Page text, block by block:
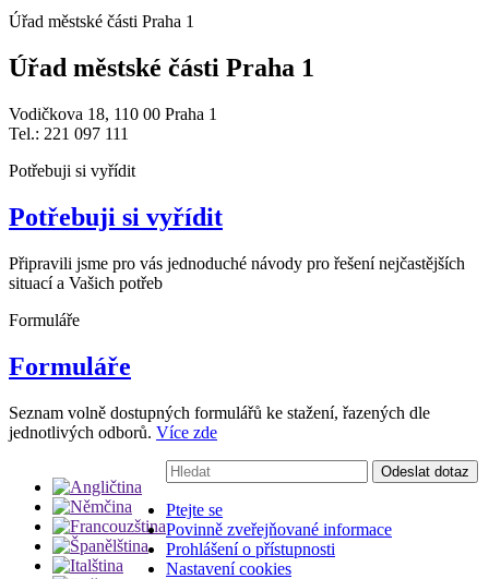
Úřad městské části Praha 1
Úřad městské části Praha 1
Vodičkova 18, 110 00 Praha 1
Tel.: 221 097 111
Potřebuji si vyřídit
Potřebuji si vyřídit
Připravili jsme pro vás jednoduché návody pro řešení nejčastějších
situací a Vašich potřeb
Formuláře
Formuláře
Seznam volně dostupných formulářů ke stažení, řazených dle
jednotlivých odborů. Více zde
Vyhledávání:
Odeslat dotaz
Ptejte se
Povinně zveřejňované informace
Prohlášení o přístupnosti
Nastavení cookies